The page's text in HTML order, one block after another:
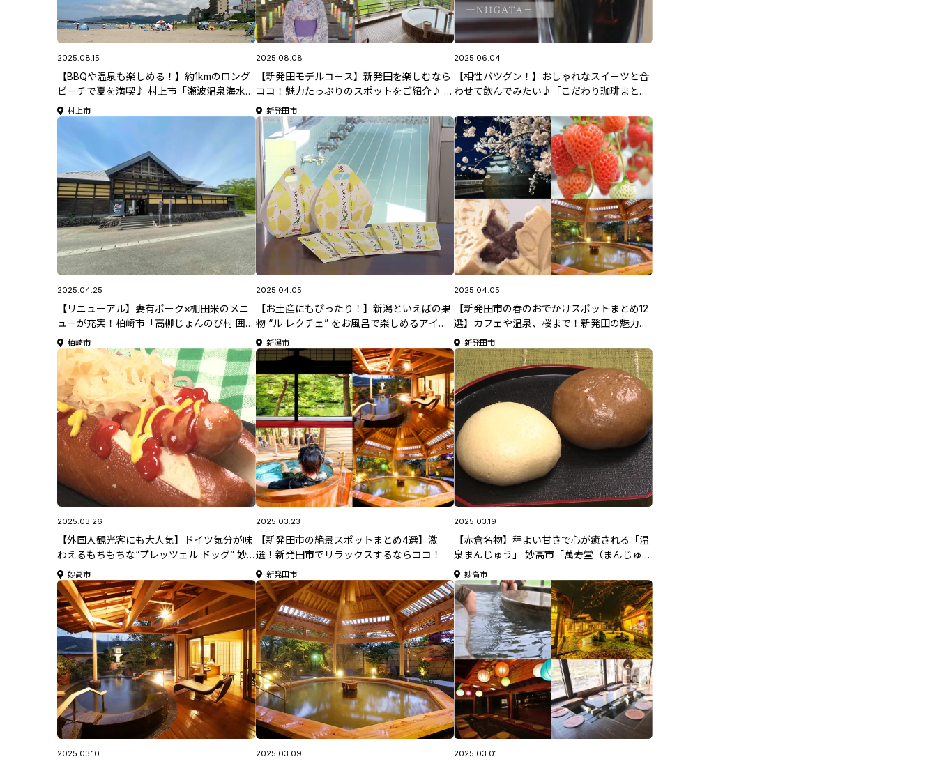
2025.08.15
【BBQや温泉も楽しめる！】約1kmのロング
ビーチで夏を満喫♪ 村上市「瀬波温泉海水浴
場」【夏のおでかけ特集2025】
村上市
2025.08.08
【新発田モデルコース】新発田を楽しむなら
ココ！魅力たっぷりのスポットをご紹介♪ #
新潟観光
新発田市
2025.06.04
【相性バツグン！】おしゃれなスイーツと合
わせて飲んでみたい♪「こだわり珈琲まとめ
2025.04.25
【リニューアル】妻有ポーク×棚田米のメニ
ューが充実！柏崎市「高柳じょんのび村 囲炉
裏ダイニング銀兵衛」
柏崎市
2025.04.05
【お土産にもぴったり！】新潟といえばの果
物 “ル レクチェ” をお風呂で楽しめるアイテ
ム♪新潟市中央区「朝日湯」
新潟市
2025.04.05
【新発田市の春のおでかけスポットまとめ12
選】カフェや温泉、桜まで！新発田の魅力を
大集結！【2025年上半期版】
新発田市
2025.03.26
【外国人観光客にも大人気】ドイツ気分が味
わえるもちもちな“プレッツェル ドッグ” 妙
高市「KRONE (クローネ)」
妙高市
2025.03.23
【新発田市の絶景スポットまとめ4選】激
選！新発田市でリラックスするならココ！
新発田市
2025.03.19
【赤倉名物】程よい甘さで心が癒される「温
泉まんじゅう」 妙高市「萬寿堂（まんじゅど
う）」
妙高市
2025.03.10 2025.03.09 2025.03.01